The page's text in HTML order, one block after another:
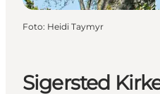
Sigersted
Foto: Heidi Taymyr